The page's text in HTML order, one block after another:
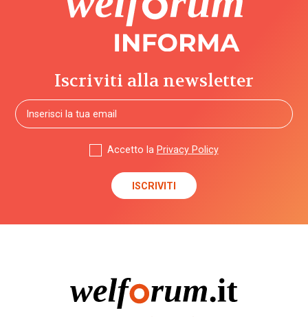
Iscriviti alla newsletter
Accetto la Privacy Policy